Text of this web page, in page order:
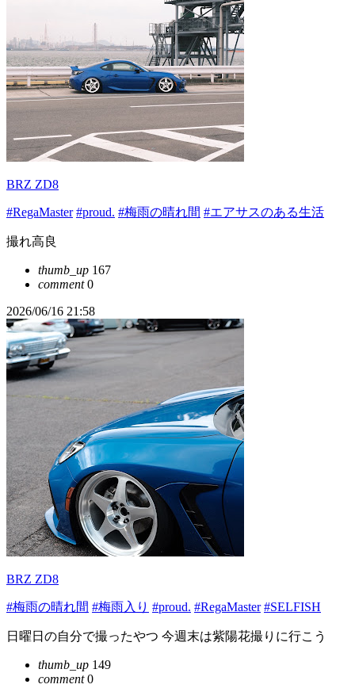
BRZ ZD8
#RegaMaster #proud. #梅雨の晴れ間 #エアサスのある生活
撮れ高良
thumb_up 167
comment0
2026/06/16 21:58
BRZ ZD8
#梅雨の晴れ間 #梅雨入り #proud. #RegaMaster #SELFISH
日曜日の自分で撮ったやつ 今週末は紫陽花撮りに行こう
thumb_up 149
comment0